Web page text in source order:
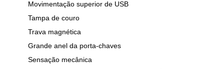
Movimentação superior de USB
Tampa de couro
Trava magnética
Grande anel da porta-chaves
Sensação mecânica